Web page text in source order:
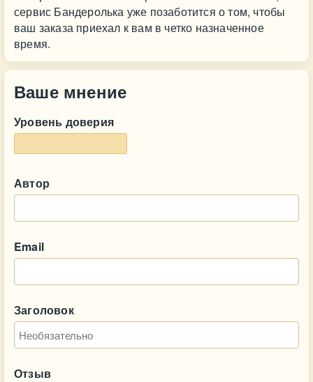
сервис Бандеролька уже позаботится о том, чтобы
ваш заказа приехал к вам в четко назначенное
время.
Ваше мнение
Уровень доверия
Автор
Email
Заголовок
Отзыв